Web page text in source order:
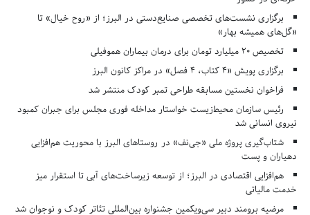
برگزاری نشست‌های تخصصی صنایع‌دستی در البرز؛ از «روح خیال» تا
«گل‌های همیشه بهار»
تخصیص ۲۰ میلیارد تومان برای درمان بیماران هموفیلی
برگزاری پویش «۴ کتاب، ۴ فصل» در مراکز کانون البرز
فراخوان نخستین مسابقه طراحی تمبر کودک منتشر شد
رئیس سازمان محیط‌زیست خواستار مداخله فوری مجلس برای جبران کمبود
نیروی انسانی شد
شتاب‌گیری پروژه ملی «جی‌نف» در روستاهای البرز با محوریت هم‌افزایی
دهیاران و پست
هم‌افزایی اقتصادی در البرز؛ از توسعه زیرساخت‌های آبی تا استقرار میز
خدمت مالیاتی
مرضیه برومند دبیر سی‌ویکمین جشنواره بین‌المللی تئاتر کودک و نوجوان شد